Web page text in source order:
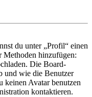
du unter „Profil“ einen
Methoden hinzufügen:
Die Board-
und wie die Benutzer
keinen Avatar benutzen
kontaktieren.